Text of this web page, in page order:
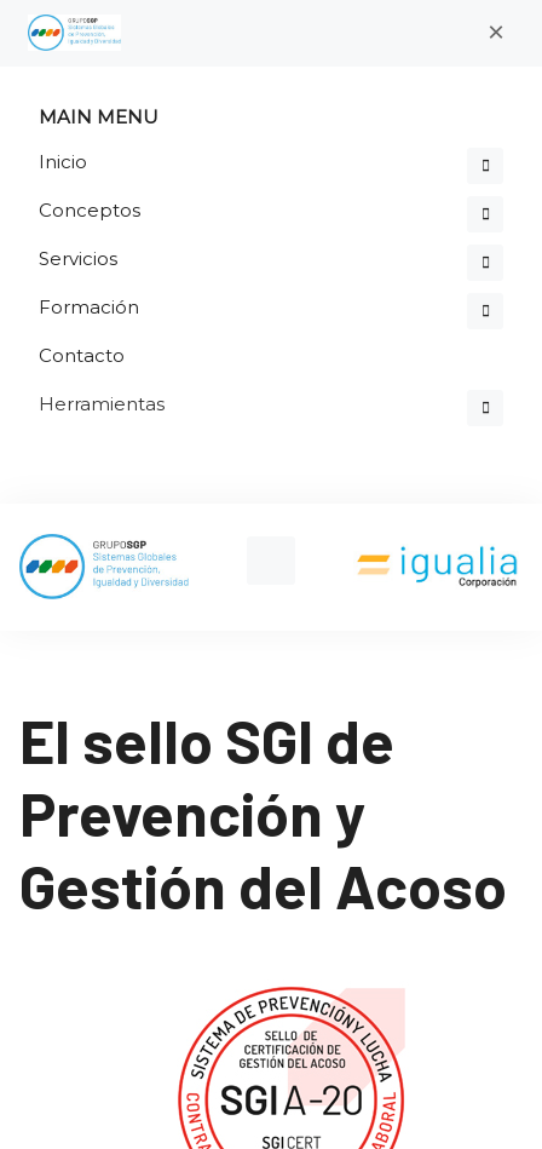
×
MAIN MENU
Inicio
Conceptos
Servicios
Formación
Contacto
Herramientas
El sello SGI de
Prevención y
Gestión del Acoso